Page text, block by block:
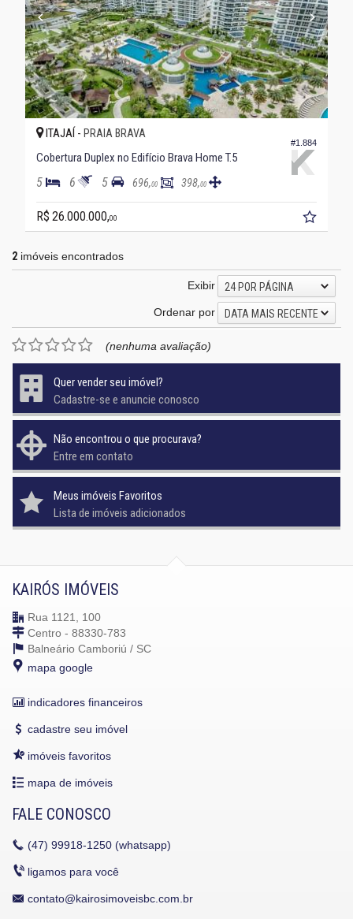
#1.884
ITAJAÍ - PRAIA BRAVA
Cobertura Duplex no Edifício Brava Home T.5
5 6 5 696,00 398,00
R$ 26.000.000,00
2 imóveis encontrados
Exibir
24 POR PÁGINA
Ordenar por
DATA MAIS RECENTE
(nenhuma avaliação)
Quer vender seu imóvel?
Cadastre-se e anuncie conosco
Não encontrou o que procurava?
Entre em contato
Meus imóveis Favoritos
Lista de imóveis adicionados
KAIRÓS IMÓVEIS
Rua 1121, 100
Centro - 88330-783
Balneário Camboriú / SC
mapa google
indicadores financeiros
cadastre seu imóvel
imóveis favoritos
mapa de imóveis
FALE CONOSCO
(47) 99918-1250 (whatsapp)
ligamos para você
contato@kairosimoveisbc.com.br